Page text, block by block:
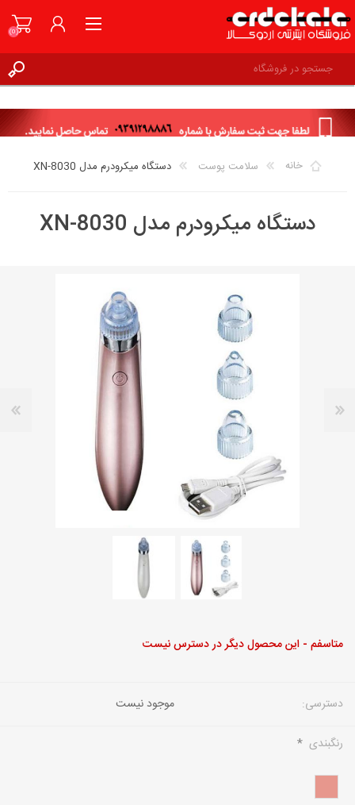
ورود به حساب کاربری
(0)
خانه سلامت پوست دستگاه میکرودرم مدل XN-8030
دستگاه میکرودرم مدل XN-8030
متاسفم - این محصول دیگر در دسترس نیست
دسترسی: موجود نیست
رنگبندی *